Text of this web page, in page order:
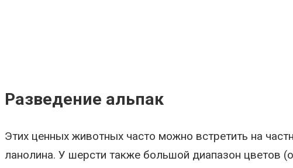
Разведение альпак
Этих ценных животных часто можно встретить на
ланолина. У шерсти также большой диапазон цветов